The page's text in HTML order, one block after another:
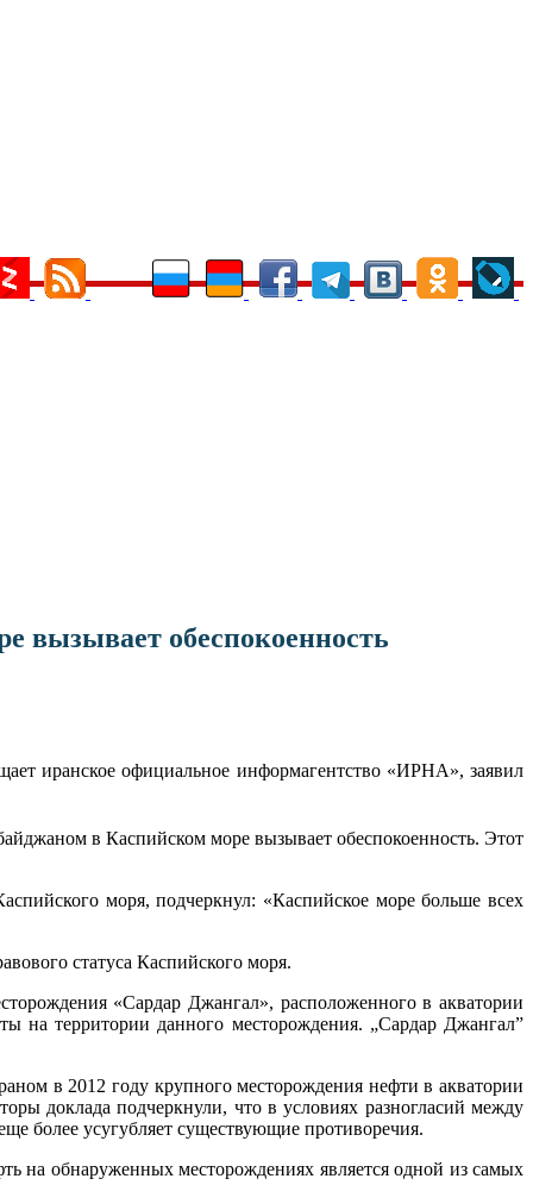
вызывает обеспокоенность
иранское официальное информагентство «ИРНА», заявил
в Каспийском море вызывает обеспокоенность. Этот
моря, подчеркнул: «Каспийское море больше всех
статуса Каспийского моря.
«Сардар Джангал», расположенного в акватории
на территории данного месторождения. „Сардар Джангал”
в 2012 году крупного месторождения нефти в акватории
доклада подчеркнули, что в условиях разногласий между
более усугубляет существующие противоречия.
обнаруженных месторождениях является одной из самых